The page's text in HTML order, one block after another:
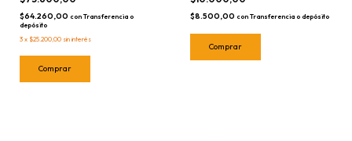
$64.260,00 con Transferencia o
depósito
3 x $25.200,00 sin interés
$8.500,00 con Transferencia o depósito